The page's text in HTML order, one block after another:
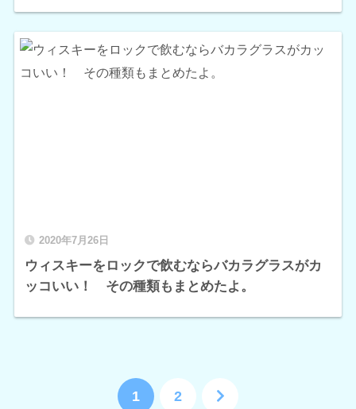
2020年7月26日
ウィスキーをロックで飲むならバカラグラスがカ
ッコいい！ その種類もまとめたよ。
1 2